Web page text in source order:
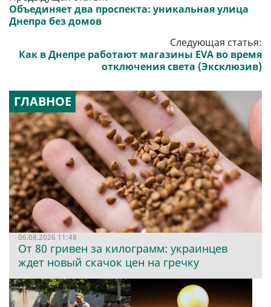
Объединяет два проспекта: уникальная улица
Днепра без домов
Следующая статья:
Как в Днепре работают магазины EVA во время
отключения света (Эксклюзив)
ГЛАВНОЕ
06.08.2026 11:48
От 80 гривен за килограмм: украинцев
ждет новый скачок цен на гречку